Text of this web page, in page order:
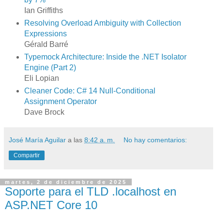
Ian Griffiths
Resolving Overload Ambiguity with Collection
Expressions
Gérald Barré
Typemock Architecture: Inside the .NET Isolator
Engine (Part 2)
Eli Lopian
Cleaner Code: C# 14 Null-Conditional
Assignment Operator
Dave Brock
José María Aguilar a las 8:42 a. m. No hay comentarios:
Compartir
martes, 2 de diciembre de 2025
Soporte para el TLD .localhost en
ASP.NET Core 10